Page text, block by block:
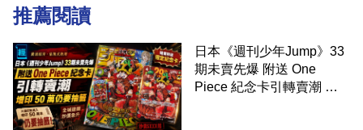
推薦閱讀
日本《週刊少年Jump》33
期未賣先爆 附送 One
Piece 紀念卡引轉賣潮 增